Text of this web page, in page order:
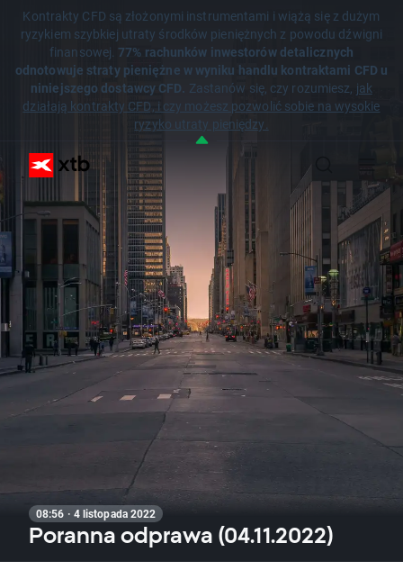
Kontrakty CFD są złożonymi instrumentami i wiążą się z dużym
ryzykiem szybkiej utraty środków pieniężnych z powodu dźwigni
finansowej.77% rachunków inwestorów detalicznych
odnotowuje straty pieniężne w wyniku handlu kontraktami CFD u
niniejszego dostawcy CFD. Zastanów się, czy rozumiesz, jak
działają kontrakty CFD, i czy możesz pozwolić sobie na wysokie
ryzyko utraty pieniędzy.
08:56 · 4 listopada 2022
Poranna odprawa (04.11.2022)